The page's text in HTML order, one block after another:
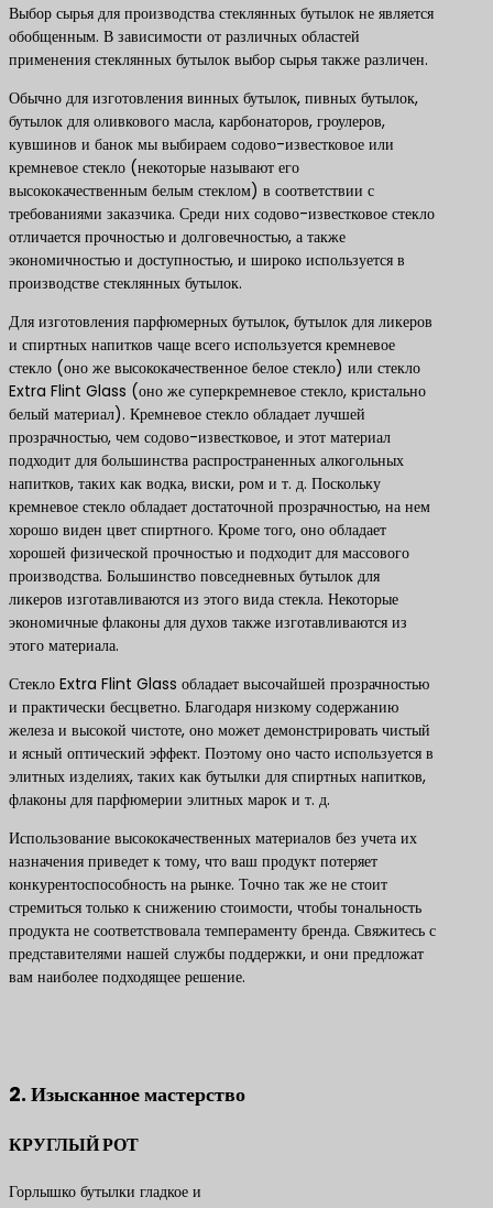
Выбор сырья для производства стеклянных бутылок не является
обобщенным. В зависимости от различных областей
применения стеклянных бутылок выбор сырья также различен.
Обычно для изготовления винных бутылок, пивных бутылок,
бутылок для оливкового масла, карбонаторов, гроулеров,
кувшинов и банок мы выбираем содово-известковое или
кремневое стекло (некоторые называют его
высококачественным белым стеклом) в соответствии с
требованиями заказчика. Среди них содово-известковое стекло
отличается прочностью и долговечностью, а также
экономичностью и доступностью, и широко используется в
производстве стеклянных бутылок.
Для изготовления парфюмерных бутылок, бутылок для ликеров
и спиртных напитков чаще всего используется кремневое
стекло (оно же высококачественное белое стекло) или стекло
Extra Flint Glass (оно же суперкремневое стекло, кристально
белый материал). Кремневое стекло обладает лучшей
прозрачностью, чем содово-известковое, и этот материал
подходит для большинства распространенных алкогольных
напитков, таких как водка, виски, ром и т. д. Поскольку
кремневое стекло обладает достаточной прозрачностью, на нем
хорошо виден цвет спиртного. Кроме того, оно обладает
хорошей физической прочностью и подходит для массового
производства. Большинство повседневных бутылок для
ликеров изготавливаются из этого вида стекла. Некоторые
экономичные флаконы для духов также изготавливаются из
этого материала.
Стекло Extra Flint Glass обладает высочайшей прозрачностью
и практически бесцветно. Благодаря низкому содержанию
железа и высокой чистоте, оно может демонстрировать чистый
и ясный оптический эффект. Поэтому оно часто используется в
элитных изделиях, таких как бутылки для спиртных напитков,
флаконы для парфюмерии элитных марок и т. д.
Использование высококачественных материалов без учета их
назначения приведет к тому, что ваш продукт потеряет
конкурентоспособность на рынке. Точно так же не стоит
стремиться только к снижению стоимости, чтобы тональность
продукта не соответствовала темпераменту бренда. Свяжитесь с
представителями нашей службы поддержки, и они предложат
вам наиболее подходящее решение.
2. Изысканное мастерство
КРУГЛЫЙ РОТ
Горлышко бутылки гладкое и